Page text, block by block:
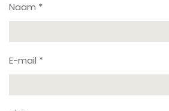
Naam *
E-mail *